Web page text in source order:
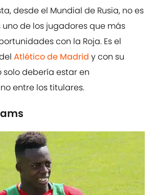
desde el Mundial de Rusia, no es
de los jugadores que más
con la Roja. Es el
Atlético de Madrid y con su
solo debería estar en
entre los titulares.